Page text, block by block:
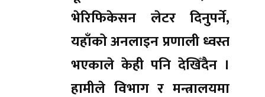
भेरिफिकेसन लेटर दिनुपर्ने,
यहाँको अनलाइन प्रणाली ध्वस्त
भएकाले केही पनि देखिँदैन ।
हामीले विभाग र मन्त्रालयमा